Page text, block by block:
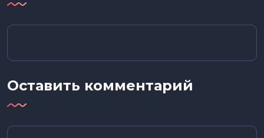
Оставить комментарий